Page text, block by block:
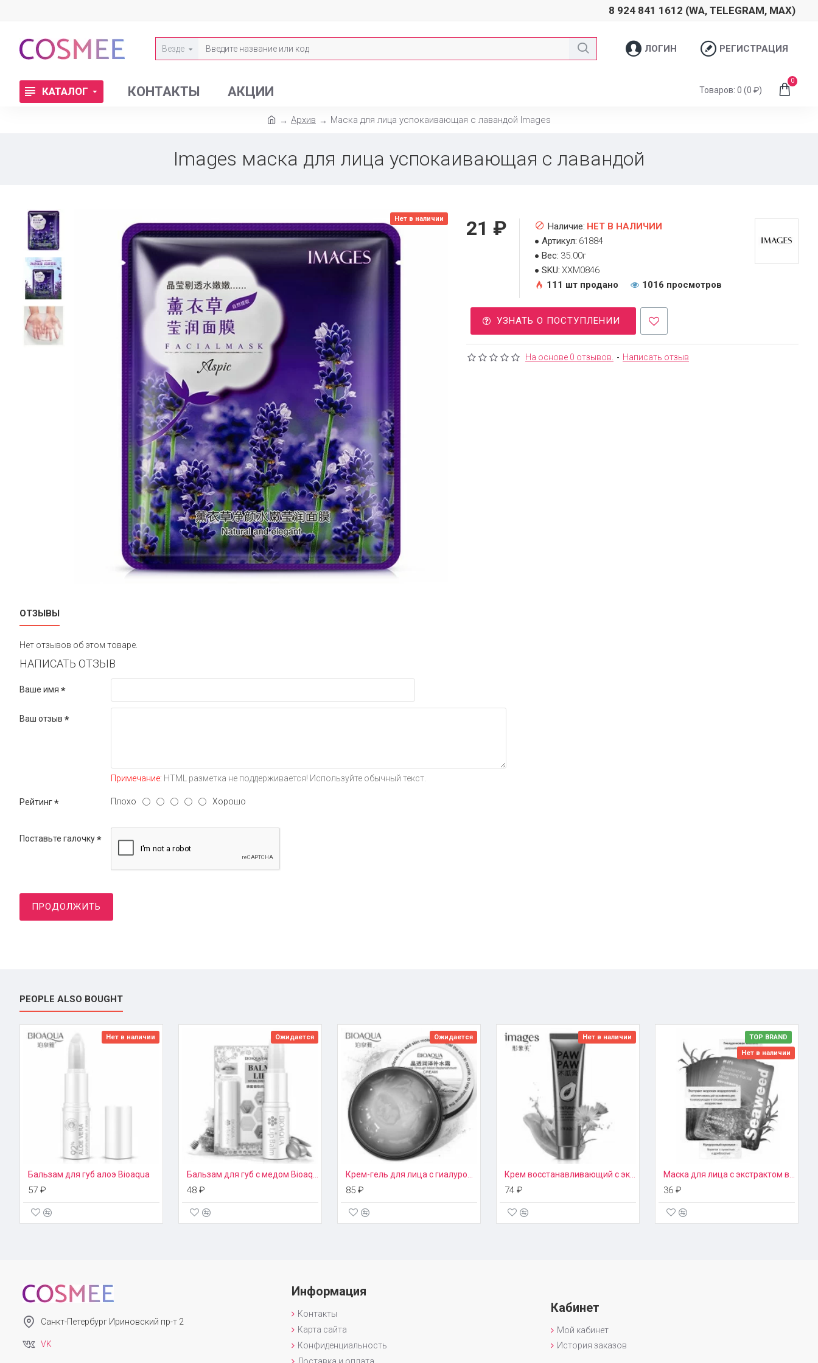
8 924 841 1612 (WA, TELEGRAM, MAX)
Везде ЛОГИН РЕГИСТРАЦИЯ
КАТАЛОГ КОНТАКТЫ АКЦИИ Товаров: 0 (0 ₽)
0
Архив Маска для лица успокаивающая с лавандой Images
Images маска для лица успокаивающая с лавандой
Нет в наличии
На основе 0 отзывов. - Написать отзыв
21 ₽ Наличие: НЕТ В НАЛИЧИИ
Артикул: 61884
Вес: 35.00г
SKU: XXM0846
111 шт продано
1016 просмотров
УЗНАТЬ О ПОСТУПЛЕНИИ
ОТЗЫВЫ
Нет отзывов об этом товаре.
НАПИСАТЬ ОТЗЫВ
Ваше имя
Ваш отзыв
Примечание: HTML разметка не поддерживается! Используйте обычный текст.
Рейтинг Плохо Хорошо
Поставьте галочку
ПРОДОЛЖИТЬ
PEOPLE ALSO BOUGHT
Нет в наличии
Бальзам для губ алоэ Bioaqua
57 ₽
Ожидается
48 ₽
Ожидается
85 ₽
Нет в наличии
74 ₽
TOP BRAND
Нет в наличии
36 ₽
Санкт-Петербург Ириновский пр-т 2
VK
Информация
Контакты
Карта сайта
Конфиденциальность
Кабинет
Мой кабинет
История заказов